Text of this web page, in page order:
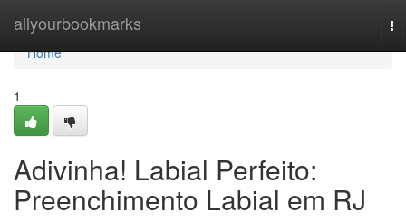
allyourbookmarks
Home
Home
1
Adivinha! Labial Perfeito:
Preenchimento Labial em RJ